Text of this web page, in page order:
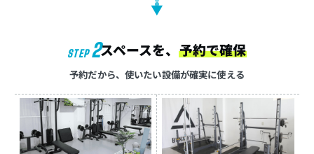
▼
STEP 2スペースを、 予約で確保
予約だから、使いたい設備が確実に使える